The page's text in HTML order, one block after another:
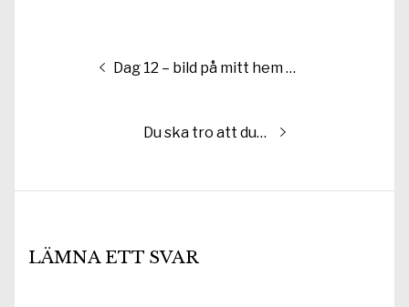
Inläggsnavigering
Föregående
Dag 12 – bild på mitt hem …
Nästa
Du ska tro att du…
LÄMNA ETT SVAR